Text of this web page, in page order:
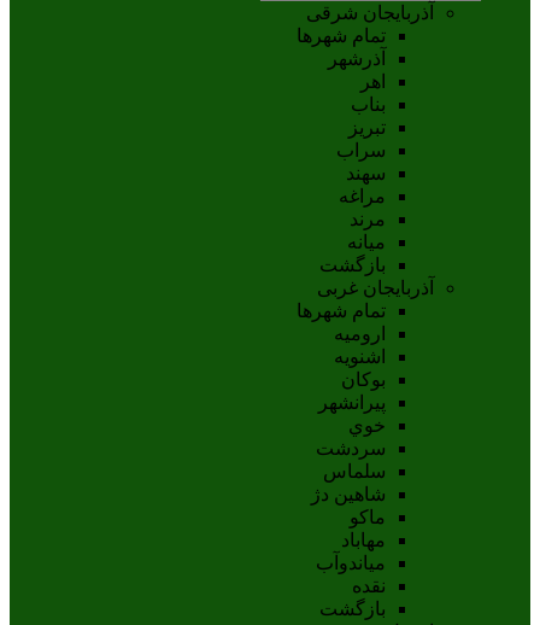
آذربایجان شرقی
تمام شهر‌ها
آذرشهر
اهر
بناب
تبريز
سراب
سهند
مراغه
مرند
ميانه
بازگشت
آذربایجان غربی
تمام شهر‌ها
اروميه
اشنويه
بوکان
پيرانشهر
خوي
سردشت
سلماس
شاهين دژ
ماکو
مهاباد
مياندوآب
نقده
بازگشت